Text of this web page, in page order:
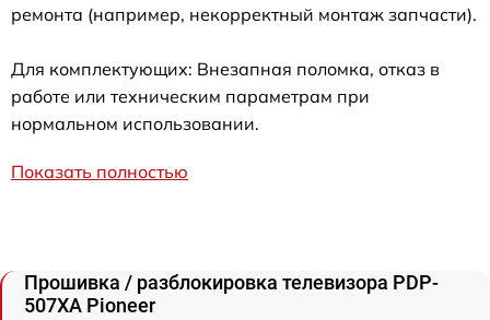
ремонта (например, некорректный монтаж запчасти).
Для комплектующих: Внезапная поломка, отказ в
работе или техническим параметрам при
нормальном использовании.
Показать полностью
Прошивка / разблокировка телевизора PDP-
507XA Pioneer